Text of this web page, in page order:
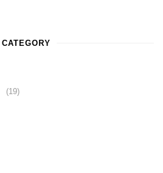
CATEGORY
(19)